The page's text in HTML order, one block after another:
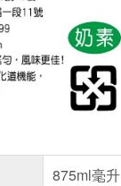
875ml毫升